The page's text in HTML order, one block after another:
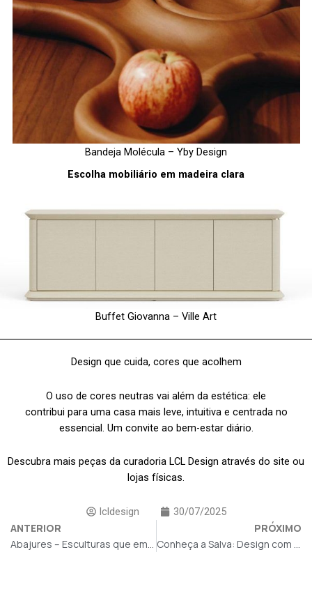
Bandeja Molécula – Yby Design
Escolha mobiliário em madeira clara
Buffet Giovanna – Ville Art
Design que cuida, cores que acolhem
O uso de cores neutras vai além da estética: ele
contribui para uma casa mais leve, intuitiva e centrada no
essencial. Um convite ao bem-estar diário.
Descubra mais peças da curadoria LCL Design através do site ou
lojas físicas.
lcldesign 30/07/2025
ANTERIOR
PRÓXIMO